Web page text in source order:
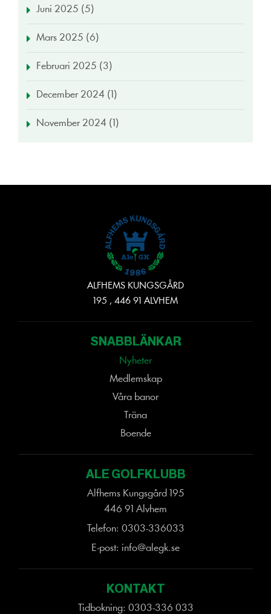
Juni 2025 (5)
Mars 2025 (6)
Februari 2025 (3)
December 2024 (1)
November 2024 (1)
ALFHEMS KUNGSGÅRD
195 , 446 91 ALVHEM
SNABBLÄNKAR
Nyheter
Medlemskap
Våra banor
Träna
Boende
ALE GOLFKLUBB
Alfhems Kungsgård 195
446 91 Alvhem
Telefon: 0303-336033
E-post: info@alegk.se
KONTAKT
Tidbokning: 0303-336 033
Denna webbplats använder
Vi använder cookies för att anpassa
trafik. Vi delar också information om din
användning av vår webbplats med våra
reklam- och analyspartners som kan
kombinera den med annan information som